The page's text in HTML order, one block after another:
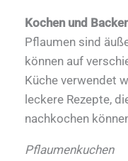
Kochen und
Pflaumen sind
können auf
Küche verwendet
leckere Rezepte,
nachkochen
Pflaumenkuchen